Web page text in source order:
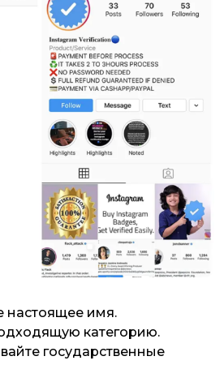
настоящее имя.
категорию.
государственные